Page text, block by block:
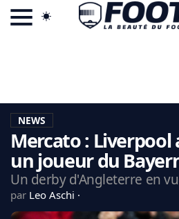
LA CHARTE
VIE PRIVÉE
CGU
CONTACTEZ-NOUS
NEWS
Mercato : Liverpool
un joueur du
Un derby d'Angleterre en
par Leo Aschi